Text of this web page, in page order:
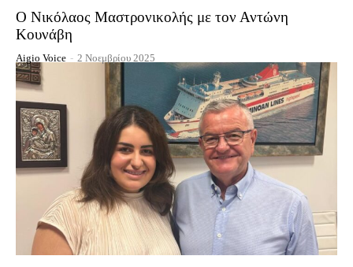
Ο Νικόλαος Μαστρονικολής με τον Αντώνη
Κουνάβη
Aigio Voice - 2 Νοεμβρίου 2025